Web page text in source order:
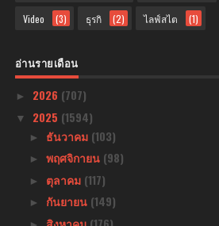
Video (3) ธุรกิ (2) ไลฟ์สไต (1)
อ่านรายเดือน
► 2026 (707)
▼ 2025 (1594)
► ธันวาคม (103)
► พฤศจิกายน (98)
► ตุลาคม (117)
► กันยายน (149)